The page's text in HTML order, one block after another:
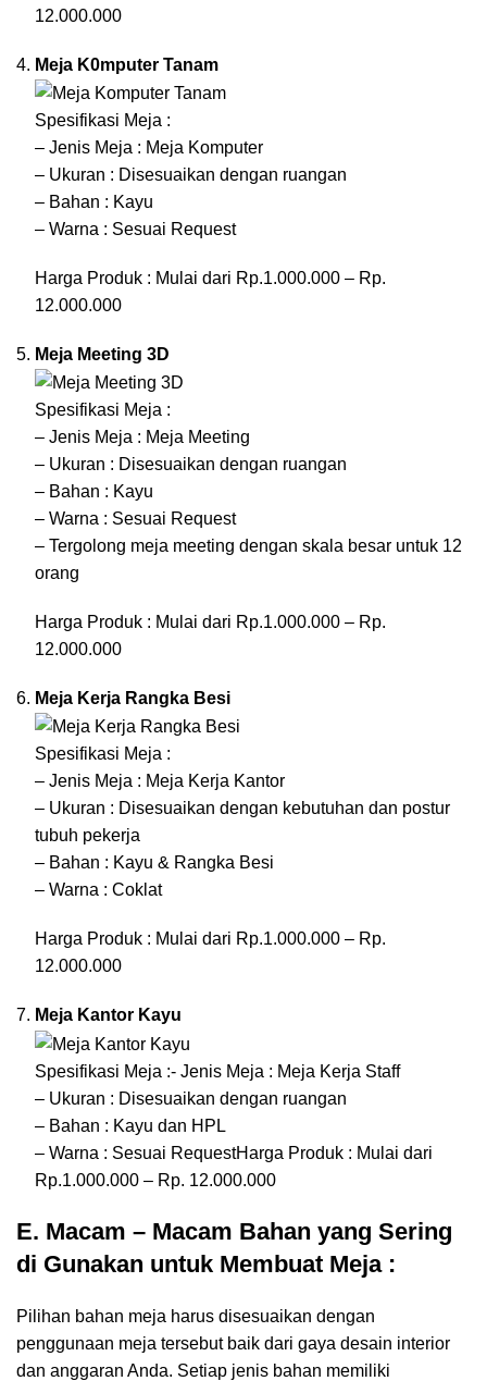
12.000.000
Meja K0mputer Tanam
Spesifikasi Meja :
– Jenis Meja : Meja Komputer
– Ukuran : Disesuaikan dengan ruangan
– Bahan : Kayu
– Warna : Sesuai Request
Harga Produk : Mulai dari Rp.1.000.000 – Rp.
12.000.000
Meja Meeting 3D
Spesifikasi Meja :
– Jenis Meja : Meja Meeting
– Ukuran : Disesuaikan dengan ruangan
– Bahan : Kayu
– Warna : Sesuai Request
– Tergolong meja meeting dengan skala besar untuk 12
orang
Harga Produk : Mulai dari Rp.1.000.000 – Rp.
12.000.000
Meja Kerja Rangka Besi
Spesifikasi Meja :
– Jenis Meja : Meja Kerja Kantor
– Ukuran : Disesuaikan dengan kebutuhan dan postur
tubuh pekerja
– Bahan : Kayu & Rangka Besi
– Warna : Coklat
Harga Produk : Mulai dari Rp.1.000.000 – Rp.
12.000.000
Meja Kantor Kayu
Spesifikasi Meja :- Jenis Meja : Meja Kerja Staff
– Ukuran : Disesuaikan dengan ruangan
– Bahan : Kayu dan HPL
– Warna : Sesuai RequestHarga Produk : Mulai dari
Rp.1.000.000 – Rp. 12.000.000
E. Macam – Macam Bahan yang Sering
di Gunakan untuk Membuat Meja :
Pilihan bahan meja harus disesuaikan dengan
penggunaan meja tersebut baik dari gaya desain interior
dan anggaran Anda. Setiap jenis bahan memiliki